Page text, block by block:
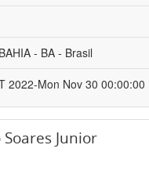
- BA - Brasil
2022-Mon Nov 30 00:00:00
Junior